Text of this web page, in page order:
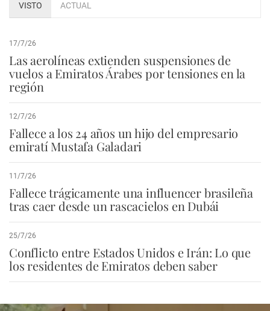
VISTO ACTUAL
17/7/26
Las aerolíneas extienden suspensiones de
vuelos a Emiratos Árabes por tensiones en la
región
12/7/26
Fallece a los 24 años un hijo del empresario
emiratí Mustafa Galadari
11/7/26
Fallece trágicamente una influencer brasileña
tras caer desde un rascacielos en Dubái
25/7/26
Conflicto entre Estados Unidos e Irán: Lo que
los residentes de Emiratos deben saber